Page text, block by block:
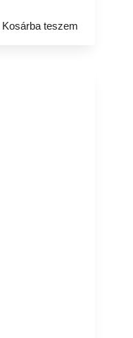
Kosárba teszem